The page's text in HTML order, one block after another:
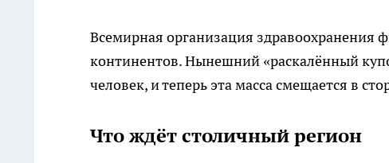
Всемирная организация здравоохранения
континентов. Нынешний «раскалённый
человек, и теперь эта масса смещается в
Что ждёт столичный регион